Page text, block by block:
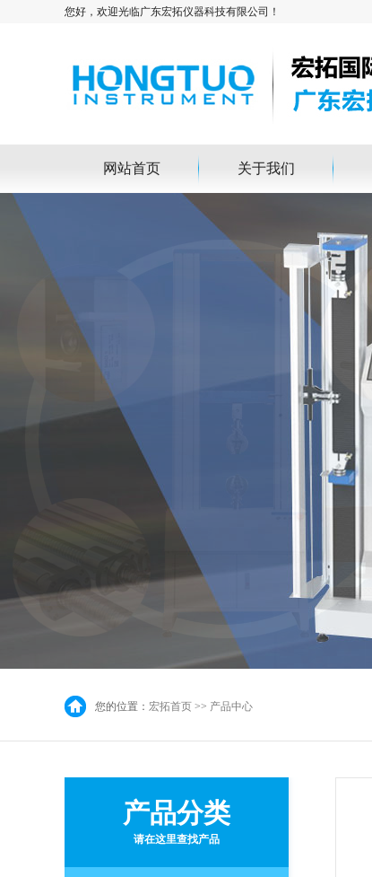
您好，欢迎光临广东宏拓仪器科技有限公司！
网站首页 关于我们
您的位置： 宏拓首页 >> 产品中心
产品分类
请在这里查找产品